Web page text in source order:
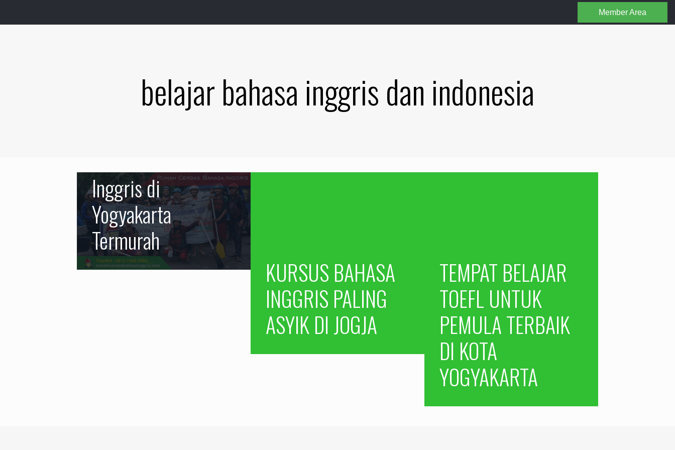
Member Area
belajar bahasa inggris dan indonesia
Inggris di
Yogyakarta
Termurah
KURSUS BAHASA
INGGRIS PALING
ASYIK DI JOGJA
TEMPAT BELAJAR
TOEFL UNTUK
PEMULA TERBAIK
DI KOTA
YOGYAKARTA